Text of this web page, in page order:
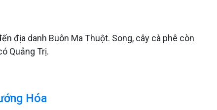
địa danh Buôn Ma Thuột. Song, cây cà phê còn
Quảng Trị.
Hóa